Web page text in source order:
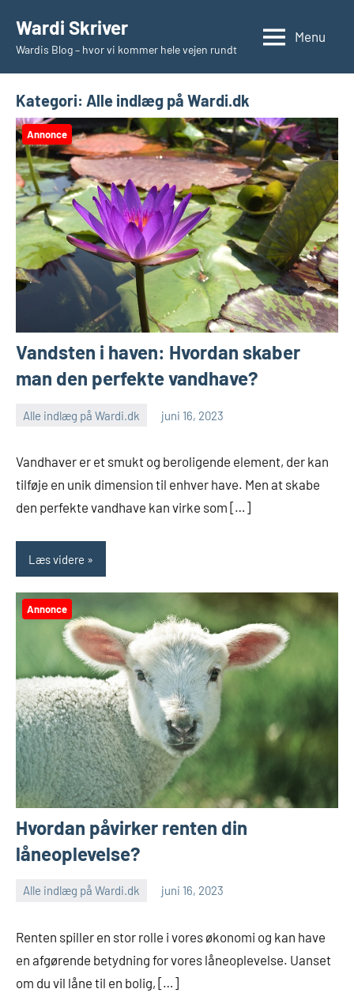
indhold
Wardi Skriver
Wardis Blog – hvor vi kommer hele vejen rundt
Menu
Kategori: Alle indlæg på Wardi.dk
Annonce
Vandsten i haven: Hvordan skaber
man den perfekte vandhave?
Alle indlæg på Wardi.dk juni 16, 2023
Vandhaver er et smukt og beroligende element, der kan
tilføje en unik dimension til enhver have. Men at skabe
den perfekte vandhave kan virke som […]
Læs videre
Annonce
Hvordan påvirker renten din
låneoplevelse?
Alle indlæg på Wardi.dk juni 16, 2023
Renten spiller en stor rolle i vores økonomi og kan have
en afgørende betydning for vores låneoplevelse. Uanset
om du vil låne til en bolig, […]